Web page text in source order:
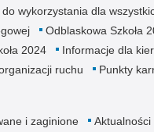
wykorzystania dla
Odblaskowa Szkoła
2024
Informacje dla
ruchu
Punkty
i zaginione Aktualności